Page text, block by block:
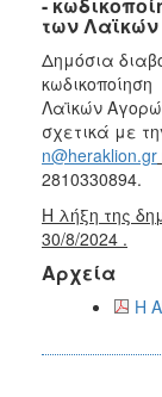
των
Δημόσια
κωδικοποίηση
Λαϊκών
σχετικά με
n@heraklion.gr
2810330894.
Η λήξη της
30/8/2024 .
Αρχεία
Η